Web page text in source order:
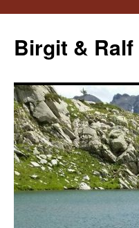
contenu
Birgit &